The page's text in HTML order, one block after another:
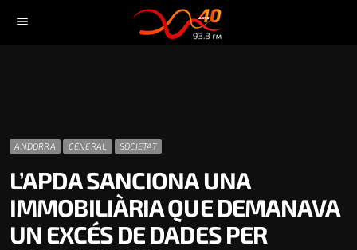
menu
ANDORRA GENERAL SOCIETAT
L’APDA SANCIONA UNA
IMMOBILIÀRIA QUE DEMANAVA
UN EXCÉS DE DADES PER